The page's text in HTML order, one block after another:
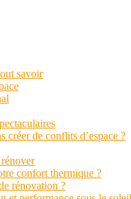
savoir
créer de conflits d’espace ?
confort thermique ?
rénovation ?